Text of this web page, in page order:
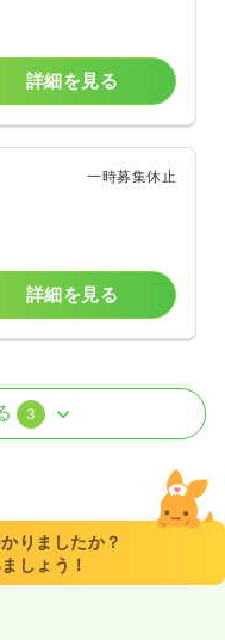
詳細を見る
一時募集休止
詳細を見る
3
りましたか？
しょう！